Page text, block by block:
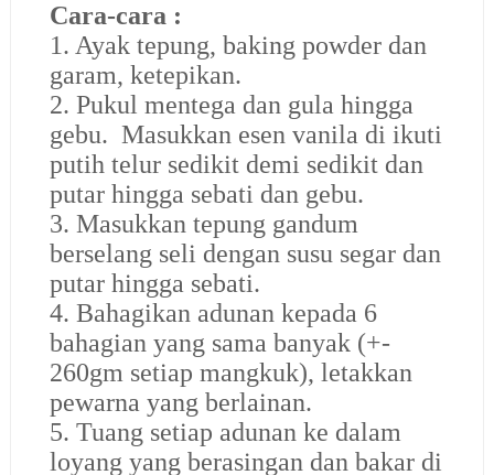
Cara-cara :
1. Ayak tepung, baking powder dan
garam, ketepikan.
2. Pukul mentega dan gula hingga
gebu. Masukkan esen vanila di ikuti
putih telur sedikit demi sedikit dan
putar hingga sebati dan gebu.
3. Masukkan tepung gandum
berselang seli dengan susu segar dan
putar hingga sebati.
4. Bahagikan adunan kepada 6
bahagian yang sama banyak (+-
260gm setiap mangkuk), letakkan
pewarna yang berlainan.
5. Tuang setiap adunan ke dalam
loyang yang berasingan dan bakar di